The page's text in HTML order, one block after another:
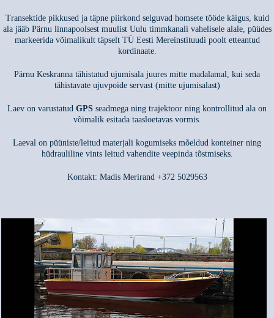
Transektide pikkused ja täpne piirkond selguvad homsete tööde käigus, kuid
ala jääb Pärnu linnapoolsest muulist Uulu timmkanali vahelisele alale, püüdes
markeerida võimalikult täpselt TÜ Eesti Mereinstituudi poolt etteantud
kordinaate.
Pärnu Keskranna tähistatud ujumisala juures mitte madalamal, kui seda
tähistavate ujuvpoide servast (mitte ujumisalast)
Laev on varustatud GPS seadmega ning trajektoor ning kontrollitud ala on
võimalik esitada taasloetavas vormis.
Laeval on püüniste/leitud materjali kogumiseks mõeldud konteiner ning
hüdrauliline vints leitud vahendite veepinda tõstmiseks.
Kontakt: Madis Merirand +372 5029563